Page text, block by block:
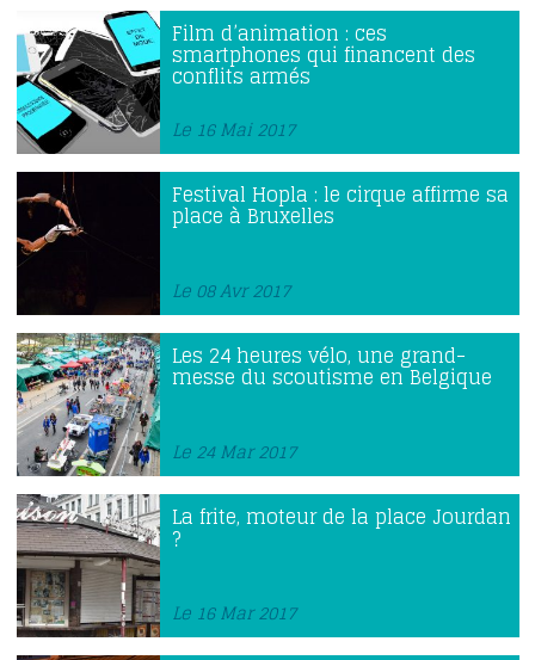
Film d’animation : ces
smartphones qui financent des
conflits armés
Le 16 Mai 2017
Festival Hopla : le cirque affirme sa
place à Bruxelles
Le 08 Avr 2017
Les 24 heures vélo, une grand-
messe du scoutisme en Belgique
Le 24 Mar 2017
La frite, moteur de la place Jourdan
?
Le 16 Mar 2017